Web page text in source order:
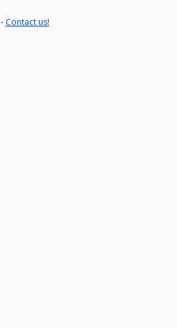
Contact us!